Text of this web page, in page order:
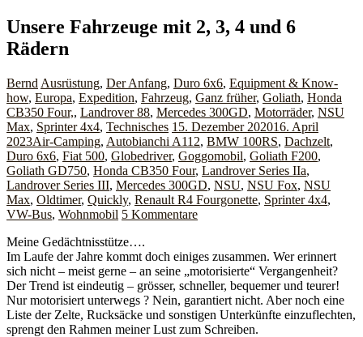
Unsere Fahrzeuge mit 2, 3, 4 und 6
Rädern
Bernd Ausrüstung, Der Anfang, Duro 6x6, Equipment & Know-
how, Europa, Expedition, Fahrzeug, Ganz früher, Goliath, Honda
CB350 Four,, Landrover 88, Mercedes 300GD, Motorräder, NSU
Max, Sprinter 4x4, Technisches 15. Dezember 202016. April
2023Air-Camping, Autobianchi A112, BMW 100RS, Dachzelt,
Duro 6x6, Fiat 500, Globedriver, Goggomobil, Goliath F200,
Goliath GD750, Honda CB350 Four, Landrover Series IIa,
Landrover Series III, Mercedes 300GD, NSU, NSU Fox, NSU
Max, Oldtimer, Quickly, Renault R4 Fourgonette, Sprinter 4x4,
VW-Bus, Wohnmobil 5 Kommentare
Meine Gedächtnisstütze….
Im Laufe der Jahre kommt doch einiges zusammen. Wer erinnert
sich nicht – meist gerne – an seine „motorisierte“ Vergangenheit?
Der Trend ist eindeutig – grösser, schneller, bequemer und teurer!
Nur motorisiert unterwegs ? Nein, garantiert nicht. Aber noch eine
Liste der Zelte, Rucksäcke und sonstigen Unterkünfte einzuflechten,
sprengt den Rahmen meiner Lust zum Schreiben.